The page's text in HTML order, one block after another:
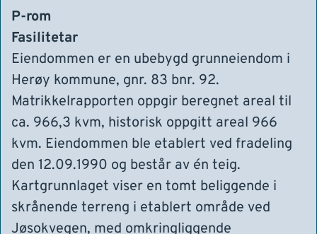
P-rom
Fasilitetar
Eiendommen er en ubebygd grunneiendom i
Herøy kommune, gnr. 83 bnr. 92.
Matrikkelrapporten oppgir beregnet areal til
ca. 966,3 kvm, historisk oppgitt areal 966
kvm. Eiendommen ble etablert ved fradeling
den 12.09.1990 og består av én teig.
Kartgrunnlaget viser en tomt beliggende i
skrånende terreng i etablert område ved
Jøsokvegen, med omkringliggende